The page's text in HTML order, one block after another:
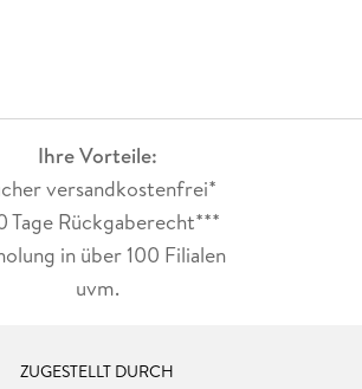
Ihre Vorteile:
versandkostenfrei*
Tage Rückgaberecht***
in über 100 Filialen
uvm.
ZUGESTELLT DURCH